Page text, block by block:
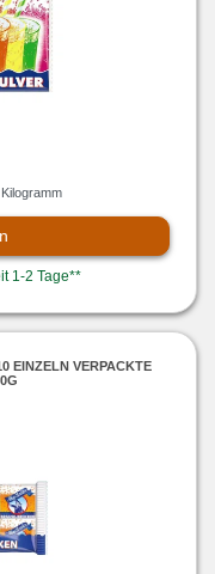
1-2 Tage**
EINZELN VERPACKTE